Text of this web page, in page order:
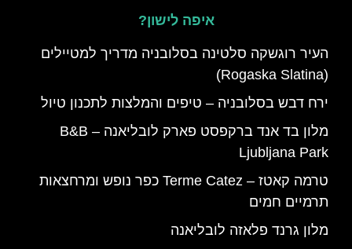
איפה לישון?
העיר רוגשקה סלטינה בסלובניה מדריך למטיילים
(Rogaska Slatina)
ירח דבש בסלובניה – טיפים והמלצות לתכנון טיול
מלון בד אנד ברקפסט פארק לובליאנה – B&B
Ljubljana Park
טרמה קאטז – Terme Catez כפר נופש ומרחצאות
תרמיים חמים
מלון גרנד פלאזה לובליאנה